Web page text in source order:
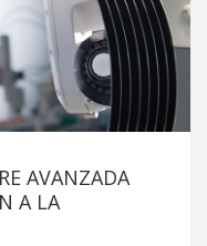
AVANZADA
A LA